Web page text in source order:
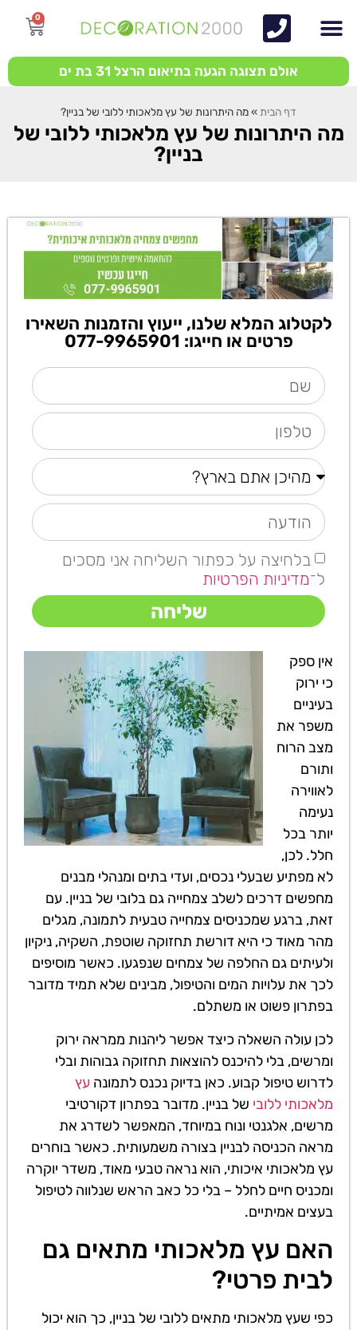
0
אולם תצוגה הגעה בתיאום הרצל 31 בת ים
דף הבית »מה היתרונות של עץ מלאכותי ללובי של בניין?
מה היתרונות של עץ מלאכותי ללובי של
בניין?
לקטלוג המלא שלנו, ייעוץ והזמנות השאירו
פרטים או חייגו: 077-9965901
בלחיצה על כפתור השליחה אני מסכים
ל־מדיניות הפרטיות
שליחה
אין ספק
כי ירוק
בעיניים
משפר את
מצב הרוח
ותורם
לאווירה
נעימה
יותר בכל
חלל. לכן,
לא מפתיע שבעלי נכסים, ועדי בתים ומנהלי מבנים
מחפשים דרכים לשלב צמחייה גם בלובי של בניין. עם
זאת, ברגע שמכניסים צמחייה טבעית לתמונה, מגלים
מהר מאוד כי היא דורשת תחזוקה שוטפת, השקיה, ניקיון
ולעיתים גם החלפה של צמחים שנפגעו. כאשר מוסיפים
לכך את עלויות המים והטיפול, מבינים שלא תמיד מדובר
בפתרון פשוט או משתלם.
לכן עולה השאלה כיצד אפשר ליהנות ממראה ירוק
ומרשים, בלי להיכנס להוצאות תחזוקה גבוהות ובלי
לדרוש טיפול קבוע. כאן בדיוק נכנס לתמונה עץ
מלאכותי ללובי של בניין. מדובר בפתרון דקורטיבי
מרשים, אלגנטי ונוח במיוחד, המאפשר לשדרג את
מראה הכניסה לבניין בצורה משמעותית. כאשר בוחרים
עץ מלאכותי איכותי, הוא נראה טבעי מאוד, משדר יוקרה
ומכניס חיים לחלל – בלי כל כאב הראש שנלווה לטיפול
בעצים אמיתיים.
האם עץ מלאכותי מתאים גם
לבית פרטי?
כפי שעץ מלאכותי מתאים ללובי של בניין, כך הוא יכול